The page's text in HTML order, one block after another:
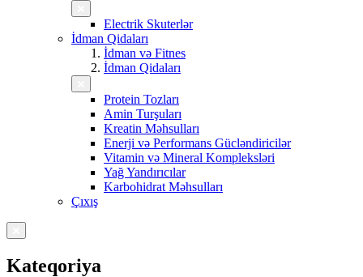
Electrik Skuterlər
İdman Qidaları
İdman və Fitnes
İdman Qidaları
Protein Tozları
Amin Turşuları
Kreatin Məhsulları
Enerji və Performans Gücləndiricilər
Vitamin və Mineral Kompleksləri
Yağ Yandırıcılar
Karbohidrat Məhsulları
Çıxış
Kateqoriya